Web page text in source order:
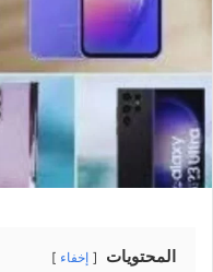
المحتويات إخفاء